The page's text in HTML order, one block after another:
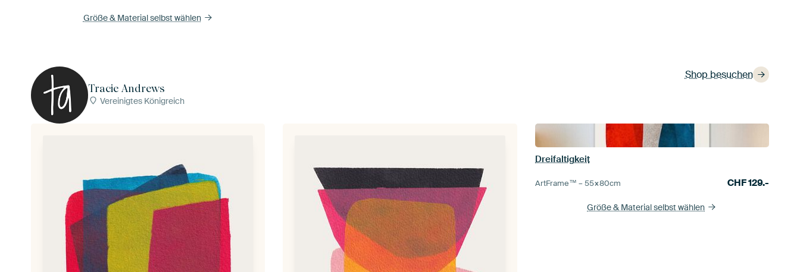
Größe & Material selbst wählen
Tracie Andrews
Vereinigtes Königreich
Shop besuchen
Dreifaltigkeit
ArtFrame™ –55×80cm CHF129.-
Größe & Material selbst wählen